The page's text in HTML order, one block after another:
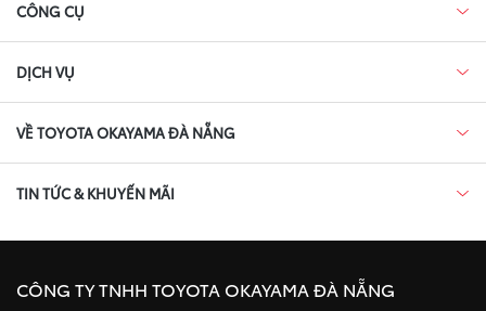
CÔNG CỤ
DỊCH VỤ
VỀ TOYOTA OKAYAMA ĐÀ NẴNG
TIN TỨC & KHUYẾN MÃI
CÔNG TY TNHH TOYOTA OKAYAMA ĐÀ NẴNG